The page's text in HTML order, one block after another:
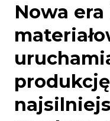
Nowa
produkcję